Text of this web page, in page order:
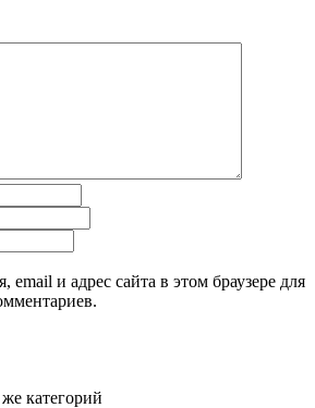
email и адрес сайта в этом браузере для
категорий